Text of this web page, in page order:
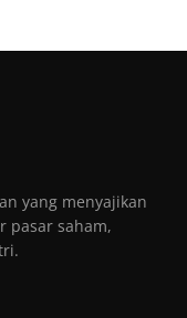
yang menyajikan
pasar saham,